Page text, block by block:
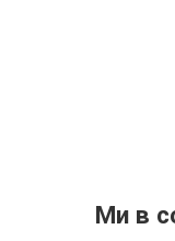
Ми в